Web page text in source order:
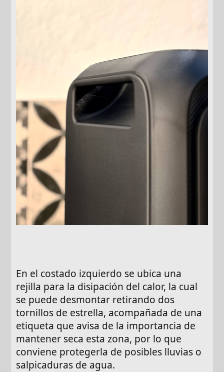
En el costado izquierdo se ubica una
rejilla para la disipación del calor, la cual
se puede desmontar retirando dos
tornillos de estrella, acompañada de una
etiqueta que avisa de la importancia de
mantener seca esta zona, por lo que
conviene protegerla de posibles lluvias o
salpicaduras de agua.